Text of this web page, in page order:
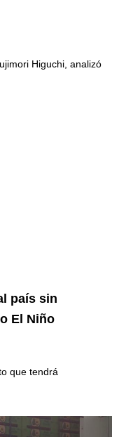
Higuchi, analizó
país sin
El Niño
que tendrá